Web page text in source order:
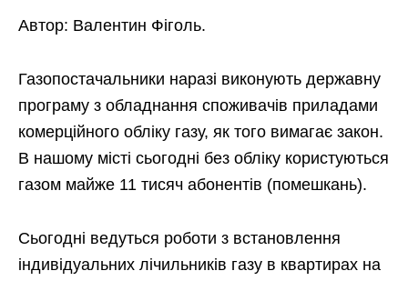
Автор: Валентин Фіголь.
Газопостачальники наразі виконують державну
програму з обладнання споживачів приладами
комерційного обліку газу, як того вимагає закон.
В нашому місті сьогодні без обліку користуються
газом майже 11 тисяч абонентів (помешкань).
Сьогодні ведуться роботи з встановлення
індивідуальних лічильників газу в квартирах на